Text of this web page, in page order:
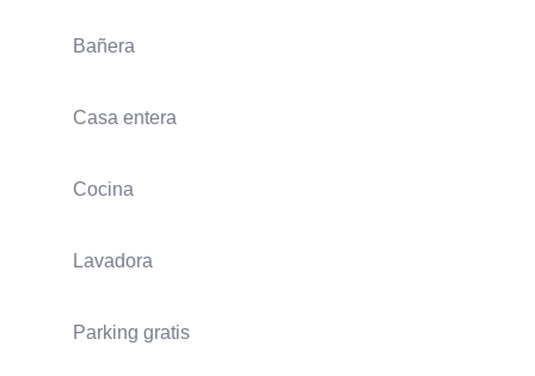
Bañera
Casa entera
Cocina
Lavadora
Parking gratis